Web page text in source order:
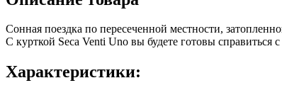
Сонная поездка по пересеченной местности,
С курткой Seca Venti Uno вы будете готовы справиться
Характеристики: